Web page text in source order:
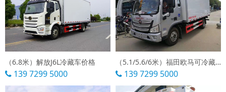
（6.8米）解放J6L冷藏车价格
139 7299 5000
（5.1/5.6/6米）福田欧马可冷藏车直销
139 7299 5000